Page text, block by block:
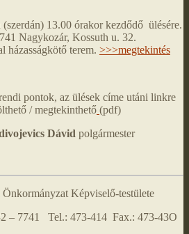
(szerdán) 13.00 órakor kezdődő ülésére.
Nagykozár, Kossuth u. 32.
házasságkötő terem. >>>megtekintés
pontok, az ülések címe utáni linkre
/ megtekinthető (pdf)
Dávid polgármester
Képviselő-testülete
– 7741 Tel.: 473-414 Fax.: 473-43O